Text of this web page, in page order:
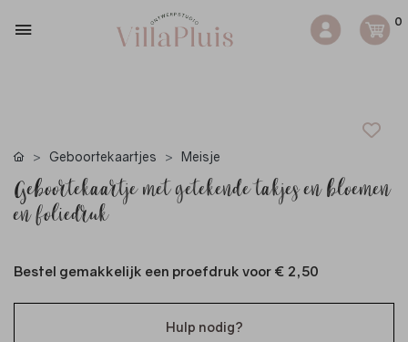
0
Geboortekaartjes Meisje
Geboortekaartje met getekende takjes en bloemen
en foliedruk
Bestel gemakkelijk een proefdruk voor € 2,50
Hulp nodig?